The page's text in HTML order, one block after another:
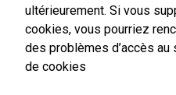
ultérieurement. Si vous
cookies, vous pourriez
des problèmes d’accès au
de cookies